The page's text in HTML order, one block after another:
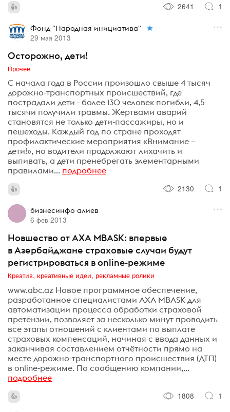
2641
1
Фонд "Народная инициатива"
29 мая 2013
Осторожно, дети!
Прочее
С начала года в России произошло свыше 4 тысяч
дорожно-транспортных происшествий, где
пострадали дети - более 130 человек погибли, 4,5
тысячи получили травмы. Жертвами аварий
становятся не только дети-пассажиры, но и
пешеходы. Каждый год по стране проходят
профилактические мероприятия «Внимание –
дети!», но водители продолжают лихачить и
выпивать, а дети пренебрегать элементарными
правилами... подробнее
2130
1
бизнесинфо алиев
6 фев 2013
Новшество от AXA MBASK: впервые
в Азербайджане страховые случаи будут
регистрироваться в online-режиме
Креатив, креативные идеи, рекламные ролики
www.abc.az Новое программное обеспечение,
разработанное специалистами AXA MBASK для
автоматизации процесса обработки страховой
претензии, позволяет за несколько минут проводить
все этапы отношений с клиентами по выплате
страховых компенсаций, начиная с ввода данных и
заканчивая составлением отчётности прямо на
месте дорожно-транспортного происшествия (ДТП)
в online-режиме. По сообщению компании,...
подробнее
1808
1